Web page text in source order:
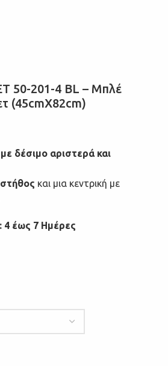
50-201-4 BL – Μπλέ
(45cmX82cm)
με δέσιμο αριστερά και
και μια κεντρική με
4 έως 7 Ημέρες